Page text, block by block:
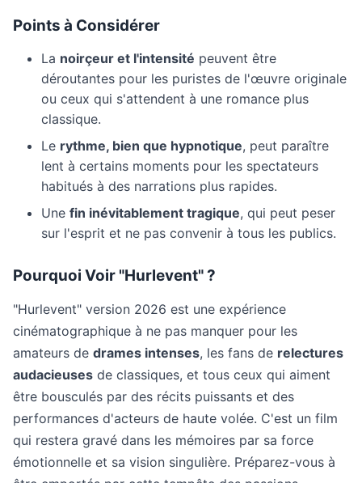
Points à Considérer
La noirçeur et l'intensité peuvent être
déroutantes pour les puristes de l'œuvre originale
ou ceux qui s'attendent à une romance plus
classique.
Le rythme, bien que hypnotique, peut paraître
lent à certains moments pour les spectateurs
habitués à des narrations plus rapides.
Une fin inévitablement tragique, qui peut peser
sur l'esprit et ne pas convenir à tous les publics.
Pourquoi Voir "Hurlevent" ?
"Hurlevent" version 2026 est une expérience
cinématographique à ne pas manquer pour les
amateurs de drames intenses, les fans de relectures
audacieuses de classiques, et tous ceux qui aiment
être bousculés par des récits puissants et des
performances d'acteurs de haute volée. C'est un film
qui restera gravé dans les mémoires par sa force
émotionnelle et sa vision singulière. Préparez-vous à